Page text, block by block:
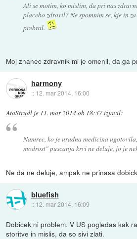
Ali se motim, ko mislim, da pri nas
placebo zdravil? Ne spomnim se, kje in
prebral.
Moj znanec zdravnik mi je omenil, da ga
harmony
:: 12. mar 2014, 16:00
AtaStrudl je 11. mar 2014 ob 18:37izjavil:
Namrec, ko je uradna medicina
modrost" puscanja krvi ne deluje, jo je
Ne da ne deluje, ampak ne prinasa
bluefish
:: 12. mar 2014, 16:09
Dobicek ni problem. V US pogledas kak
storitve in mislis, da so sivi zlati.